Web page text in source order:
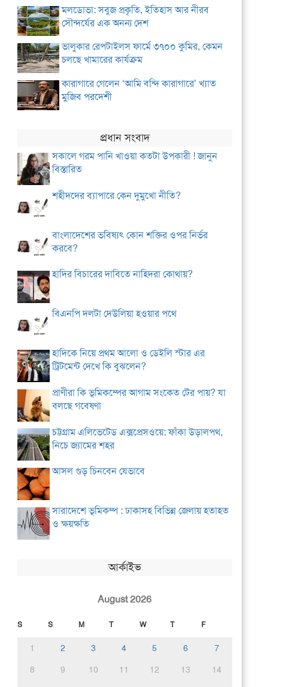
মলডোভা: সবুজ প্রকৃতি, ইতিহাস আর নীরব
সৌন্দর্যের এক অনন্য দেশ
ভালুকার রেপটাইলস ফার্মে ৩৭০০ কুমির, কেমন
চলছে খামারের কার্যক্রম
কারাগারে গেলেন ‘আমি বন্দি কারাগারে’ খ্যাত
মুজিব পরদেশী
প্রধান সংবাদ
সকালে গরম পানি খাওয়া কতটা উপকারী ! জানুন
বিস্তারিত
শহীদদের ব্যাপারে কেন দুমুখো নীতি?
বাংলাদেশের ভবিষ্যৎ কোন শক্তির ওপর নির্ভর
করবে?
হাদির বিচারের দাবিতে নাহিদরা কোথায়?
বিএনপি দলটা দেউলিয়া হওয়ার পথে
হাদিকে নিয়ে প্রথম আলো ও ডেইলি স্টার এর
ট্রিটমেন্ট দেখে কি বুঝলেন?
প্রাণীরা কি ভূমিকম্পের আগাম সংকেত টের পায়? যা
বলছে গবেষণা
চট্টগ্রাম এলিভেটেড এক্সপ্রেসওয়ে: ফাঁকা উড়ালপথ,
নিচে জ্যামের শহর
আসল গুড় চিনবেন যেভাবে
সারাদেশে ভূমিকম্প : ঢাকাসহ বিভিন্ন জেলায় হতাহত
ও ক্ষয়ক্ষতি
আর্কাইভ
August 2026
S S M T W T F
1 2 3 4 5 6
7
8
9 10 11 12 13
14